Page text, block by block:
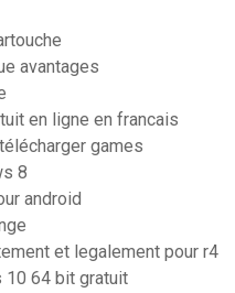
avantages
en ligne en francais
games
8
android
et legalement pour r4
10 64 bit gratuit